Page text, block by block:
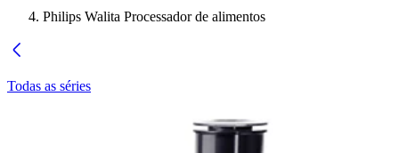
Philips Walita Processador de alimentos
Todas as séries